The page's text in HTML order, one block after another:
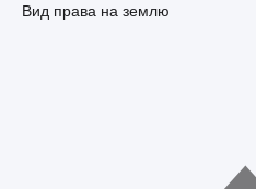
Вид права на землю